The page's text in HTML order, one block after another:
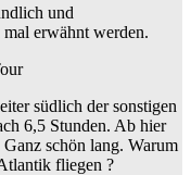
und
erwähnt werden.
südlich der sonstigen
6,5 Stunden. Ab hier
schön lang. Warum
fliegen ?